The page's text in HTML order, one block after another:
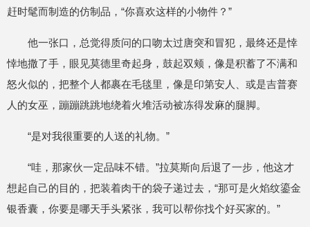
赶时髦而制造的仿制品，“你喜欢这样的小物件？”
他一张口，总觉得质问的口吻太过唐突和冒犯，最终还是悻
悻地撒了手，眼见莫德里奇起身，鼓起双颊，像是积蓄了不满和
怒火似的，把整个人都裹在毛毯里，像是印第安人、或是吉普赛
人的女巫，蹦蹦跳跳地绕着火堆活动被冻得发麻的腿脚。
“是对我很重要的人送的礼物。”
“哇，那家伙一定品味不错。”拉莫斯向后退了一步，他这才
想起自己的目的，把装着肉干的袋子递过去，“那可是火焰纹鎏金
银香囊，你要是哪天手头紧张，我可以帮你找个好买家的。”